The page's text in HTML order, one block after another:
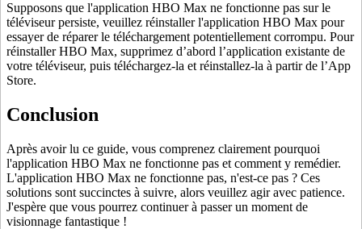
Supposons que l'application HBO Max ne fonctionne pas sur le
téléviseur persiste, veuillez réinstaller l'application HBO Max pour
essayer de réparer le téléchargement potentiellement corrompu. Pour
réinstaller HBO Max, supprimez d’abord l’application existante de
votre téléviseur, puis téléchargez-la et réinstallez-la à partir de l’App
Store.
Conclusion
Après avoir lu ce guide, vous comprenez clairement pourquoi
l'application HBO Max ne fonctionne pas et comment y remédier.
L'application HBO Max ne fonctionne pas, n'est-ce pas ? Ces
solutions sont succinctes à suivre, alors veuillez agir avec patience.
J'espère que vous pourrez continuer à passer un moment de
visionnage fantastique !